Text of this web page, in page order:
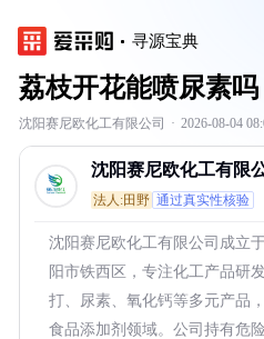
寻源宝典
荔枝开花能喷尿素吗
沈阳赛尼欧化工有限公司 · 2026-08-04
沈阳赛尼欧化工有限
法人:田野 通过真实性核验
沈阳赛尼欧化工有限公司成立
阳市铁西区，专注化工产品研
打、尿素、氧化钙等多元产品
食品添加剂领域。公司持有危